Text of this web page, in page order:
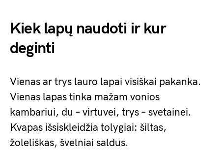
Kiek lapų naudoti ir kur
deginti
Vienas ar trys lauro lapai visiškai pakanka.
Vienas lapas tinka mažam vonios
kambariui, du – virtuvei, trys – svetainei.
Kvapas išsiskleidžia tolygiai: šiltas,
žoleliškas, švelniai saldus.